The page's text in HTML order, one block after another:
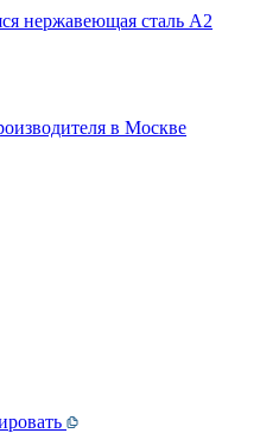
нержавеющая сталь A2